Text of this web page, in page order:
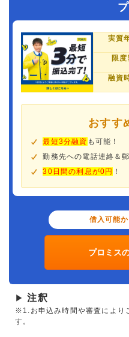
実質
限度
融資
おすす
最短3分融資 も可能！
勤務先への電話連絡＆
30日間の利息が0円 ！
借入可能
プロミス
▶ 注釈
※1.お申込み時間や審査により
す。